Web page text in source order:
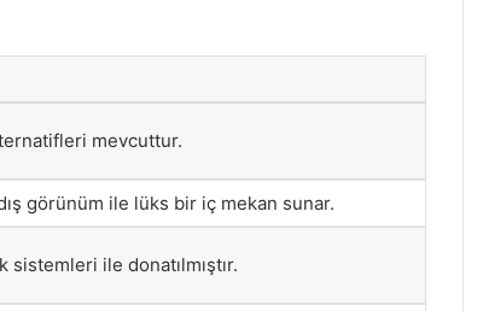
mevcuttur.
görünüm ile lüks bir iç mekan sunar.
ile donatılmıştır.